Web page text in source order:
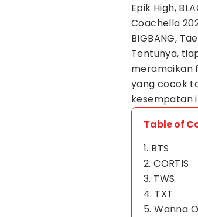
Epik High,
Coachella
BIGBANG,
Tentunya,
meramaikan
yang cocok
kesempatan
Table of
1. BTS
2. CORTIS
3. TWS
4. TXT
5. Wanna